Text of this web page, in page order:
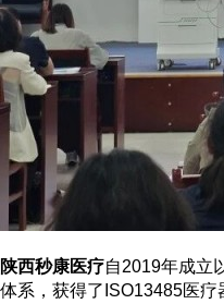
陕西秒康医疗自2019年成立
体系，获得了ISO13485医